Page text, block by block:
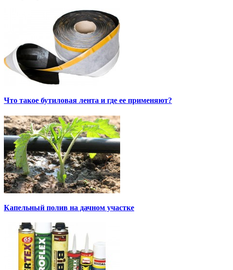
Что такое бутиловая лента и где ее применяют?
Капельный полив на дачном участке